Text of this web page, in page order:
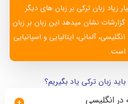
زیاد زبان ترکی بر زبان های دیگر
نشان میدهد این زبان بر زبان
آلمانی، ایتالیایی و اسپانیایی
است.
زبان ترکی یاد بگیریم؟
در انگلیسی